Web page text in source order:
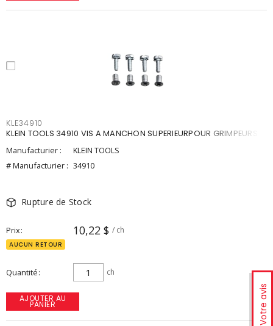
Votre avis
KLE34910
KLEIN TOOLS 34910 VIS A MANCHON SUPERIEURPOUR GRIMPEURS
Manufacturier :
KLEIN TOOLS
# Manufacturier : 34910
Rupture de Stock
Prix 10,22 $ / ch
AUCUN RETOUR
Quantité ch
AJOUTER AU
PANIER